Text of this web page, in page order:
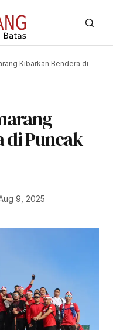
Kibarkan Bendera di
di Puncak
9, 2025